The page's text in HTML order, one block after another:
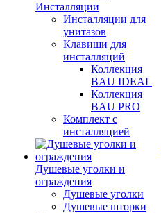
Инсталляции
Инсталляции для
унитазов
Клавиши для
инсталляций
Коллекция
BAU IDEAL
Коллекция
BAU PRO
Комплект с
инсталляцией
Душевые уголки и
ограждения
Душевые уголки
Душевые шторки